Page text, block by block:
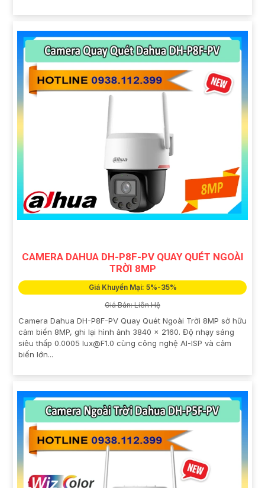
CAMERA DAHUA DH-P8F-PV QUAY QUÉT NGOÀI
TRỜI 8MP
Giá Khuyến Mại: 5%-35%
Giá Bán: Liên Hệ
Camera Dahua DH-P8F-PV Quay Quét Ngoài Trời 8MP sở hữu
cảm biến 8MP, ghi lại hình ảnh 3840 × 2160. Độ nhạy sáng
siêu thấp 0.0005 lux@F1.0 cùng công nghệ AI-ISP và cảm
biến lớn...